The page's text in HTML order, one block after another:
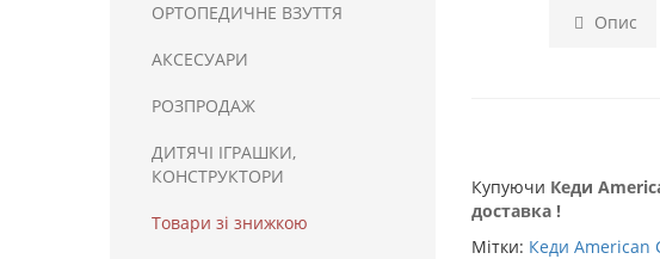
ОРТОПЕДИЧНЕ ВЗУТТЯ
АКСЕСУАРИ
РОЗПРОДАЖ
ДИТЯЧІ ІГРАШКИ,
КОНСТРУКТОРИ
Товари зі знижкою
Опис
Купуючи Кеди
доставка !
Мітки: Кеди American